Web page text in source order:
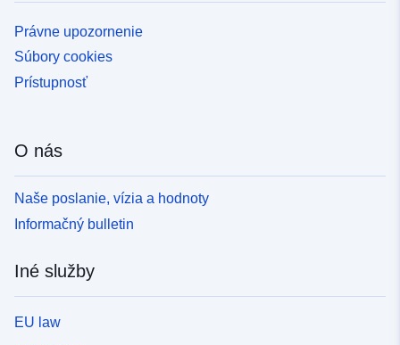
Právne upozornenie
Súbory cookies
Prístupnosť
O nás
Naše poslanie, vízia a hodnoty
Informačný bulletin
Iné služby
EU law